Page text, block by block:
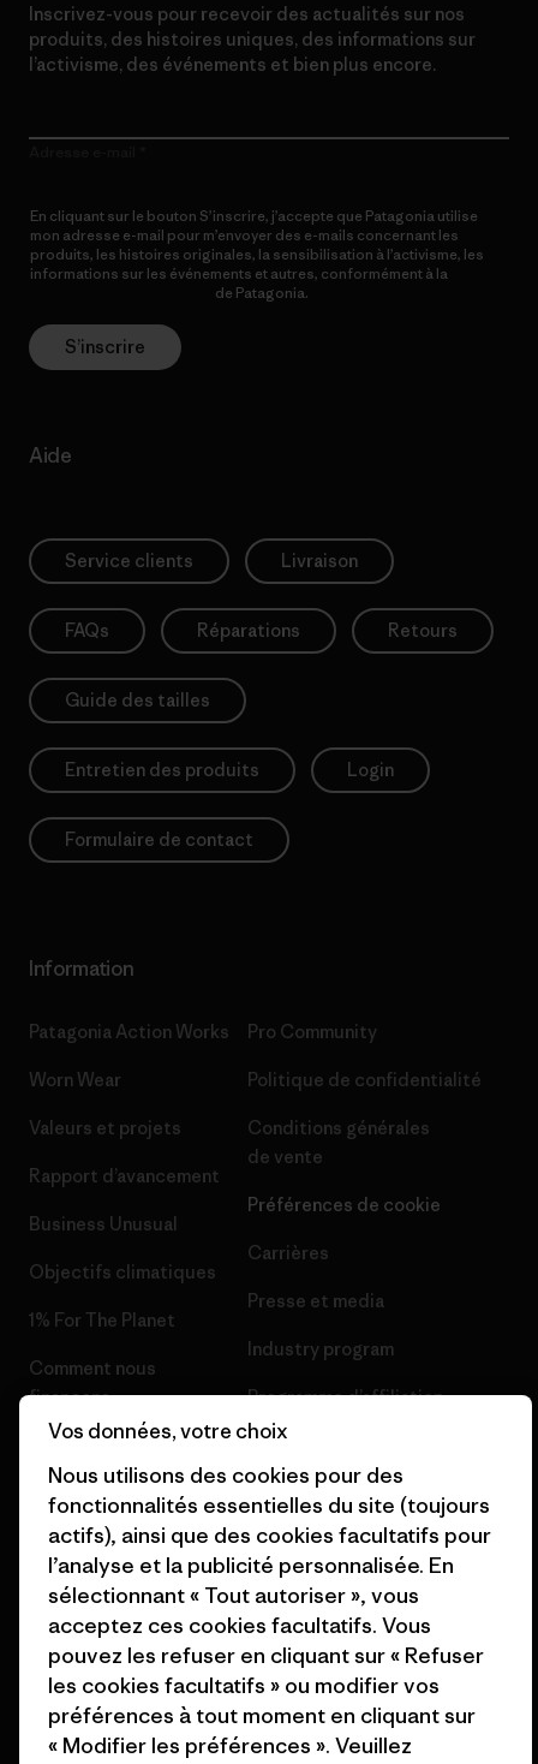
Inscrivez-vous pour recevoir des actualités sur nos
produits, des histoires uniques, des informations sur
l’activisme, des événements et bien plus encore.
En cliquant sur le bouton S’inscrire, j’accepte que Patagonia utilise
mon adresse e-mail pour m’envoyer des e-mails concernant les
produits, les histoires originales, la sensibilisation à l’activisme, les
informations sur les événements et autres, conformément à la
de Patagonia.
S’inscrire
Aide
Service clients Livraison
FAQs Réparations Retours
Guide des tailles
Entretien des produits Login
Formulaire de contact
Information
Patagonia Action Works
Worn Wear
Valeurs et projets
Rapport d’avancement
Business Unusual
Objectifs climatiques
1% For The Planet
Comment nous
finançons
Cartes cadeaux
Nos magasins
Pro Community
Politique de confidentialité
Conditions générales
de vente
Préférences de cookie
Carrières
Presse et media
Industry program
Programme d’affiliation
Patagonia Belgique Plan du
site
© 2026 Patagonia, Inc. All Rights Reserved.
français
Vos données, votre choix
Nous utilisons des cookies pour des
fonctionnalités essentielles du site (toujours
actifs), ainsi que des cookies facultatifs pour
l’analyse et la publicité personnalisée. En
sélectionnant « Tout autoriser », vous
acceptez ces cookies facultatifs. Vous
pouvez les refuser en cliquant sur « Refuser
les cookies facultatifs » ou modifier vos
préférences à tout moment en cliquant sur
« Modifier les préférences ». Veuillez